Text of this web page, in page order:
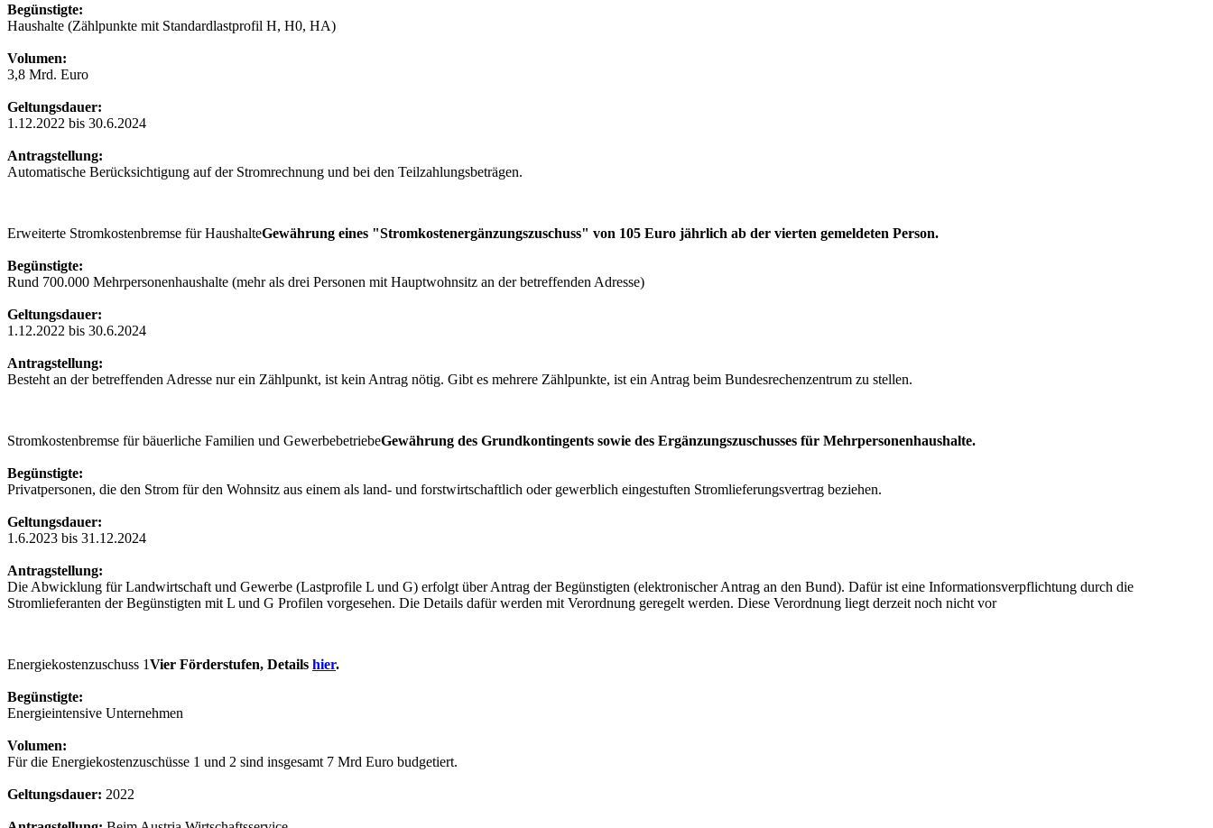
Begünstigte:
Haushalte (Zählpunkte mit Standardlastprofil H, H0, HA)
Volumen:
3,8 Mrd. Euro
Geltungsdauer:
1.12.2022 bis 30.6.2024
Antragstellung:
Automatische Berücksichtigung auf der Stromrechnung und bei den Teilzahlungsbeträgen.
Erweiterte Stromkostenbremse für HaushalteGewährung eines "Stromkostenergänzungszuschuss" von 105 Euro jährlich ab der vierten gemeldeten Person.
Begünstigte:
Rund 700.000 Mehrpersonenhaushalte (mehr als drei Personen mit Hauptwohnsitz an der betreffenden Adresse)
Geltungsdauer:
1.12.2022 bis 30.6.2024
Antragstellung:
Besteht an der betreffenden Adresse nur ein Zählpunkt, ist kein Antrag nötig. Gibt es mehrere Zählpunkte, ist ein Antrag beim Bundesrechenzentrum zu stellen.
Stromkostenbremse für bäuerliche Familien und GewerbebetriebeGewährung des Grundkontingents sowie des Ergänzungszuschusses für Mehrpersonenhaushalte.
Begünstigte:
Privatpersonen, die den Strom für den Wohnsitz aus einem als land- und forstwirtschaftlich oder gewerblich eingestuften Stromlieferungsvertrag beziehen.
Geltungsdauer:
1.6.2023 bis 31.12.2024
Antragstellung:
Die Abwicklung für Landwirtschaft und Gewerbe (Lastprofile L und G) erfolgt über Antrag der Begünstigten (elektronischer Antrag an den Bund). Dafür ist eine Informationsverpflichtung durch die
Stromlieferanten der Begünstigten mit L und G Profilen vorgesehen. Die Details dafür werden mit Verordnung geregelt werden. Diese Verordnung liegt derzeit noch nicht vor
Energiekostenzuschuss 1Vier Förderstufen, Details hier.
Begünstigte:
Energieintensive Unternehmen
Volumen:
Für die Energiekosten­zuschüsse 1 und 2 sind insgesamt 7 Mrd Euro budgetiert.
Geltungsdauer: 2022